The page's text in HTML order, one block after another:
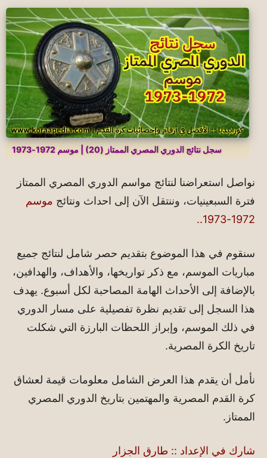
سجل نتائج الدوري المصري الممتاز (20) | موسم 1972-1973
نواصل استعراضنا لنتائج مواسم الدوري المصري الممتاز
فترة السبعينيات، وننتقل الآن إلى احداث ونتائج موسم
1972-1973
..
سنقوم في هذا الموضوع بتقديم حصر شامل لنتائج جميع
مباريات الموسم، مع ذكر تواريخها، والأهداف، والهدافين،
بالإضافة إلى الأحداث الهامة المصاحبة لكل أسبوع. يهدف
هذا السجل إلى تقديم نظرة تفصيلية على مسار الدوري
في ذلك الموسم، وإبراز اللحظات البارزة التي شكلت
تاريخ الكرة المصرية.
نأمل أن يقدم هذا العرض الشامل معلومات قيمة لعشاق
كرة القدم المصرية والمهتمين بتاريخ الدوري المصري
الممتاز.
شارك في الإعداد :: طارق الجزار